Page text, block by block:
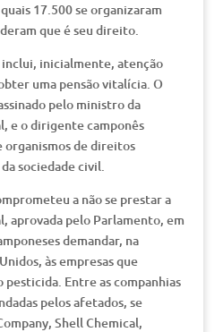
17.500 se organizaram
que é seu direito.
inicialmente, atenção
uma pensão vitalícia. O
pelo ministro da
e o dirigente camponês
de direitos
sociedade civil.
a não se prestar a
aprovada pelo Parlamento, em
demandar, na
às empresas que
Entre as companhias
pelos afetados, se
Shell Chemical,